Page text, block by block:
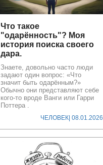
Что такое
"одарённость"? Моя
история поиска своего
дара.
Знаете, довольно часто люди
задают один вопрос: «Что
значит быть одарённым?»
Обычно они представляют себе
кого-то вроде Ванги или Гарри
Поттера .
ЧЕЛОВЕК| 08.01.2026